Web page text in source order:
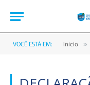
VOCÊ ESTÁ EM: Início »